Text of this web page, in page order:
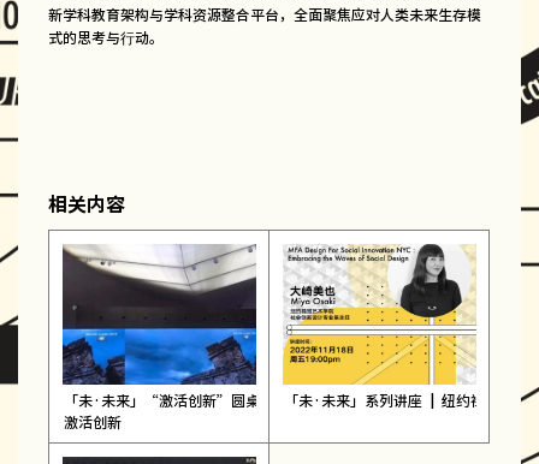
新学科教育架构与学科资源整合平台，全面聚焦应对人类未来生存模
式的思考与行动。
相关内容
「未·未来」“激活创新”圆桌对话，明日开谈!
激活创新
「未·未来」系列讲座 | 纽约社会创新